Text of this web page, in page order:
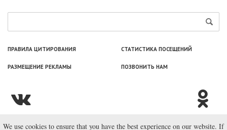
ПРАВИЛА ЦИТИРОВАНИЯ СТАТИСТИКА ПОСЕЩЕНИЙ
РАЗМЕЩЕНИЕ РЕКЛАМЫ ПОЗВОНИТЬ НАМ
© ООО «Лаборатория Новоcтей», 2003—2026.
We use cookies to ensure that you have the best experience on our website. If